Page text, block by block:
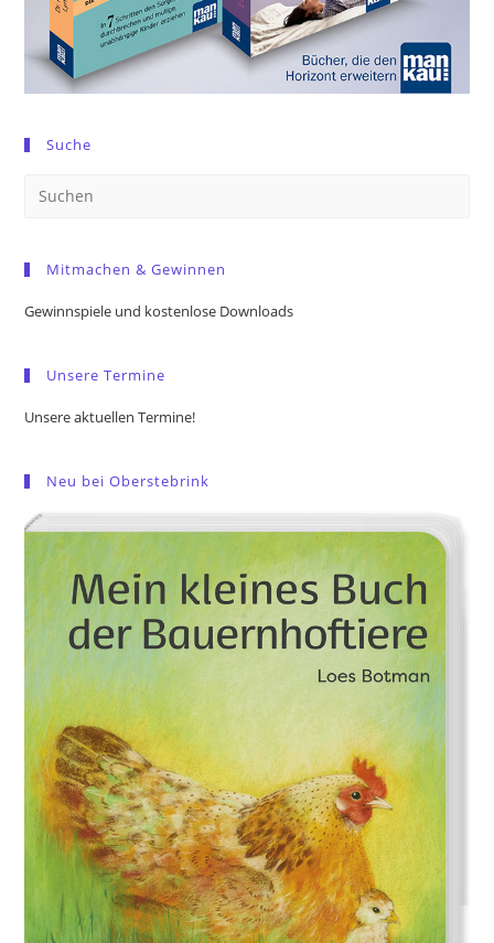
Suche
Mitmachen & Gewinnen
Gewinnspiele und kostenlose Downloads
Unsere Termine
Unsere aktuellen Termine!
Neu bei Oberstebrink